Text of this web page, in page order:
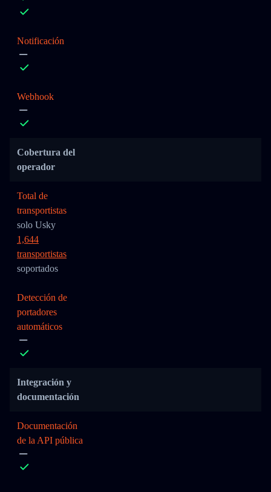
Notificación
Webhook
Cobertura del
operador
Total de
transportistas
solo Usky
1,644
transportistas
soportados
Detección de
portadores
automáticos
Integración y
documentación
Documentación
de la API pública